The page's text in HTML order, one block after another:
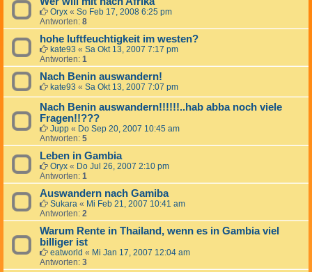
Oryx « So Feb 17, 2008 6:25 pm
Antworten: 8
hohe luftfeuchtigkeit im westen?
kate93 « Sa Okt 13, 2007 7:17 pm
Antworten: 1
Nach Benin auswandern!
kate93 « Sa Okt 13, 2007 7:07 pm
Nach Benin auswandern!!!!!!..hab abba noch viele
Fragen!!???
Jupp « Do Sep 20, 2007 10:45 am
Antworten: 5
Leben in Gambia
Oryx « Do Jul 26, 2007 2:10 pm
Antworten: 1
Auswandern nach Gamiba
Sukara « Mi Feb 21, 2007 10:41 am
Antworten: 2
Warum Rente in Thailand, wenn es in Gambia viel
billiger ist
eatworld « Mi Jan 17, 2007 12:04 am
Antworten: 3